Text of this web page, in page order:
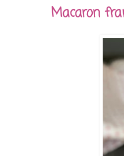
Macaron